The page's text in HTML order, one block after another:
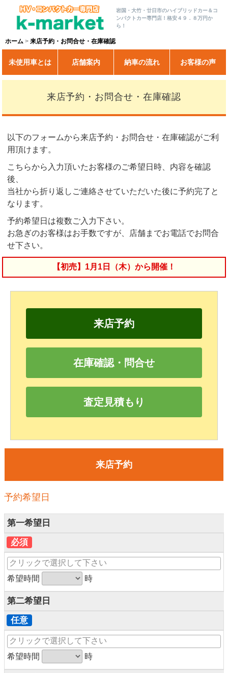
岩国・大竹・廿日市のハイブリッドカー＆コ
ンパクトカー専門店！格安４９．８万円か
ら！
ホーム 来店予約・お問合せ・在庫確認
未使用車とは 店舗案内 納車の流れ お客様の声
来店予約・お問合せ・在庫確認
以下のフォームから来店予約・お問合せ・在庫確認がご利
用頂けます。
こちらから入力頂いたお客様のご希望日時、内容を確認
後、
当社から折り返しご連絡させていただいた後に予約完了と
なります。
予約希望日は複数ご入力下さい。
お急ぎのお客様はお手数ですが、店舗までお電話でお問合
せ下さい。
【初売】1月1日（木）から開催！
来店予約
在庫確認・問合せ
査定見積もり
来店予約
予約希望日
第一希望日
必須
希望時間 時
第二希望日
任意
希望時間 時